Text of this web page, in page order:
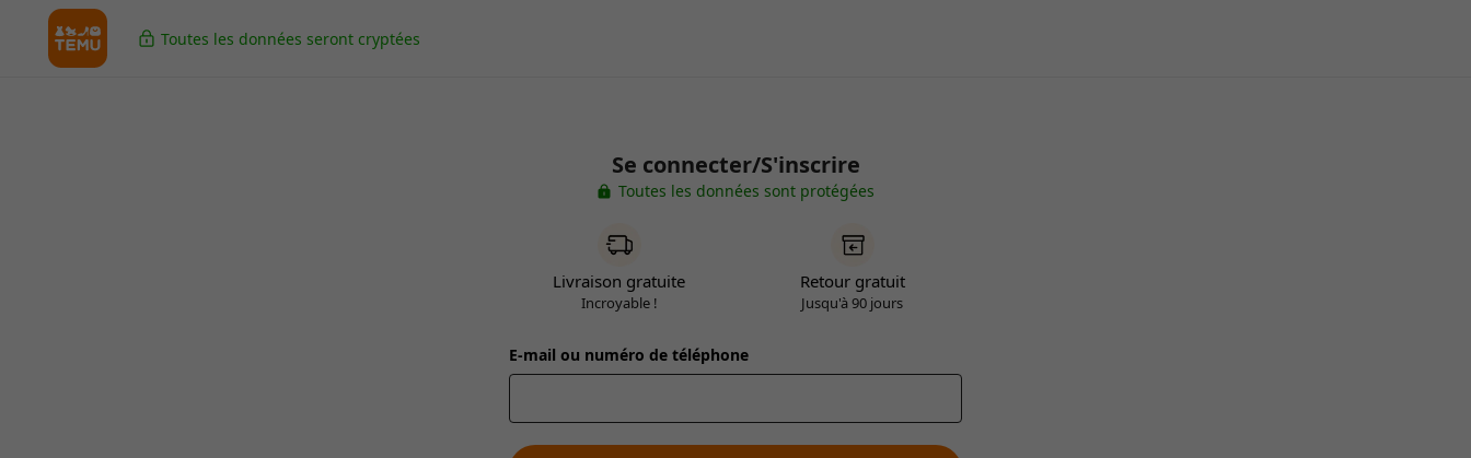
Toutes les données seront cryptées
Se connecter/S'inscrire
Toutes les données sont protégées
Livraison gratuite
Incroyable !
Retour gratuit
Jusqu'à 90 jours
E-mail ou numéro de téléphone